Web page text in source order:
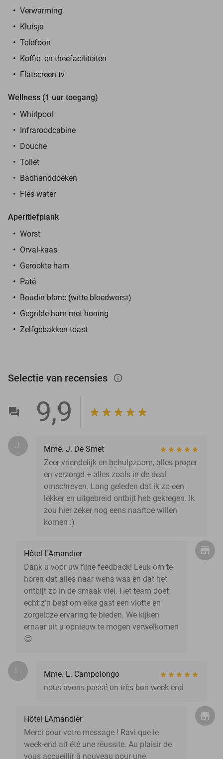
Verwarming
Kluisje
Telefoon
Koffie- en theefaciliteiten
Flatscreen-tv
Wellness (1 uur toegang)
Whirlpool
Infraroodcabine
Douche
Toilet
Badhanddoeken
Fles water
Aperitiefplank
Worst
Orval-kaas
Gerookte ham
Paté
Boudin blanc (witte bloedworst)
Gegrilde ham met honing
Zelfgebakken toast
Selectie van recensies info_outlined
9,9
J.
Mme. J. De Smet
Zeer vriendelijk en behulpzaam, alles proper
en verzorgd + alles zoals in de deal
omschreven. Lang geleden dat ik zo een
lekker en uitgebreid ontbijt heb gekregen. Ik
zou hier zeker nog eens naartoe willen
komen :)
Hôtel L'Amandier
Dank u voor uw fijne feedback! Leuk om te
horen dat alles naar wens was en dat het
ontbijt zo in de smaak viel. Het team doet
echt z’n best om elke gast een vlotte en
zorgeloze ervaring te bieden. We kijken
ernaar uit u opnieuw te mogen verwelkomen
😊
L.
Mme. L. Campolongo
nous avons passé un très bon week end
Hôtel L'Amandier
Merci pour votre message ! Ravi que le
week-end ait été une réussite. Au plaisir de
vous accueillir à nouveau pour une